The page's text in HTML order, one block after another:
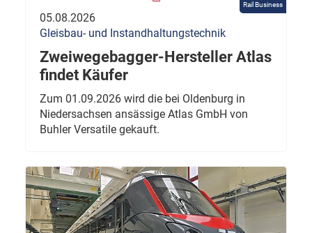
Rail Business
05.08.2026
Gleisbau- und Instandhaltungstechnik
Zweiwegebagger-Hersteller Atlas
findet Käufer
Zum 01.09.2026 wird die bei Oldenburg in
Niedersachsen ansässige Atlas GmbH von
Buhler Versatile gekauft.